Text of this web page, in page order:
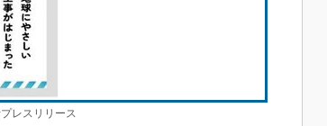
レスリリース